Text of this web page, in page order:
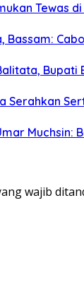
Tewas
Serahkan
Muchsin:
wajib